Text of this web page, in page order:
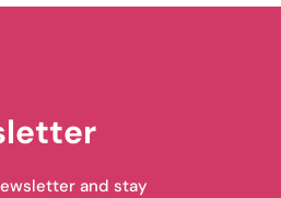
and stay